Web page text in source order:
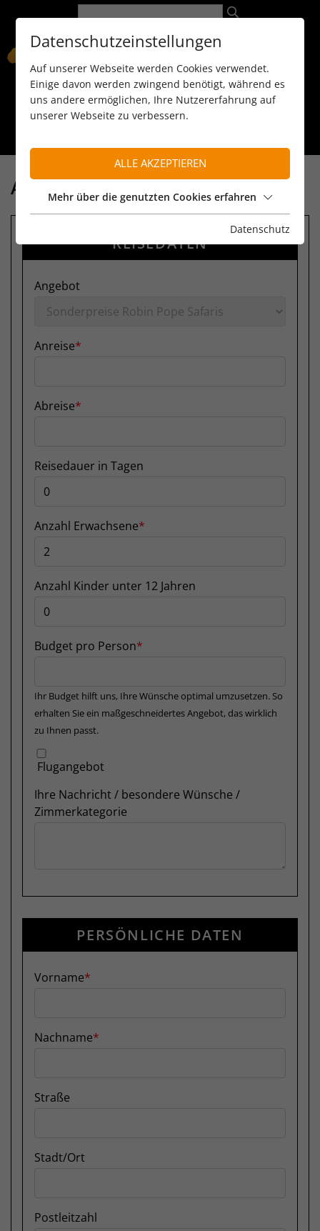
089 / 8 11 90 15
ANFRAGE
REISEDATEN
Angebot
Anreise
Abreise
Reisedauer in Tagen
Anzahl Erwachsene
Anzahl Kinder unter 12 Jahren
Budget pro Person
Ihr Budget hilft uns, Ihre Wünsche optimal umzusetzen. So
erhalten Sie ein maßgeschneidertes Angebot, das wirklich
zu Ihnen passt.
Flugangebot
Ihre Nachricht / besondere Wünsche /
Zimmerkategorie
PERSÖNLICHE DATEN
Vorname
Nachname
Straße
Stadt/Ort
Postleitzahl
Datenschutzeinstellungen
Auf unserer Webseite werden Cookies verwendet.
Einige davon werden zwingend benötigt, während es
uns andere ermöglichen, Ihre Nutzererfahrung auf
unserer Webseite zu verbessern.
ALLE AKZEPTIEREN
Mehr über die genutzten Cookies erfahren
Datenschutz